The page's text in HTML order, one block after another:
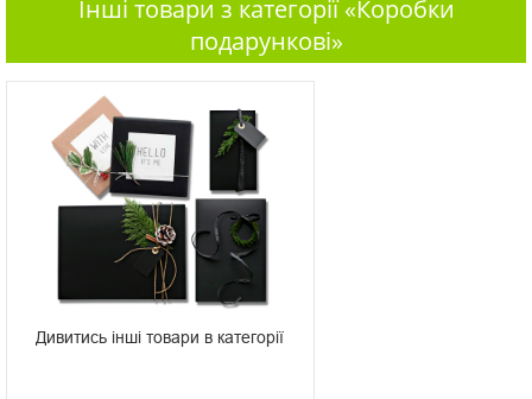
Інші товари з категорії «Коробки
подарункові»
Дивитись інші товари в категорії